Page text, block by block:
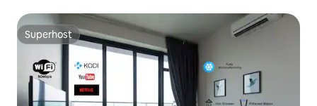
Superhost
Superhost